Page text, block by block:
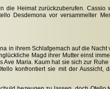
die Heimat zurückzuberufen. Cassio
Desdemona vor versammelter
in ihrem Schlafgemach auf die Nacht
Magd ihrer Mutter einst
Ave Maria. Kaum hat sie sich zur Ruhe
konfrontiert sie mit der Aussicht,